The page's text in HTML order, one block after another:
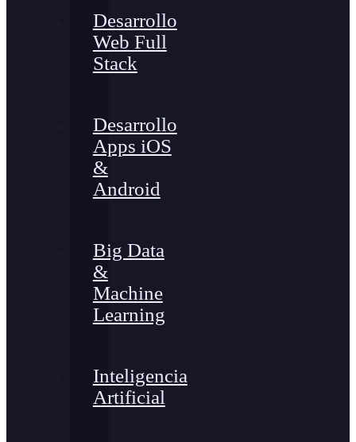
Desarrollo
Web Full
Stack
Desarrollo
Apps iOS
&
Android
Big Data
&
Machine
Learning
Inteligencia
Artificial